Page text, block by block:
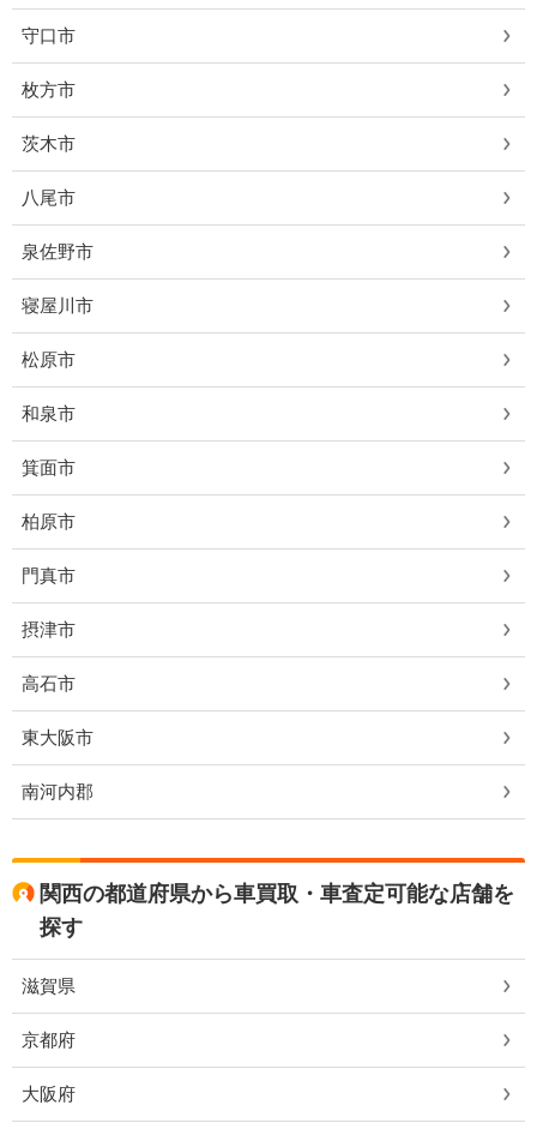
守口市
枚方市
茨木市
八尾市
泉佐野市
寝屋川市
松原市
和泉市
箕面市
柏原市
門真市
摂津市
高石市
東大阪市
南河内郡
関西の都道府県から車買取・車査定可能な店舗を
探す
滋賀県
京都府
大阪府